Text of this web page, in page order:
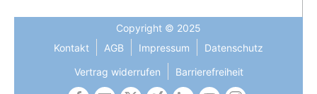
Copyright © 2025
Kontakt
AGB Impressum
Datenschutz
Vertrag widerrufen
Barrierefreiheit